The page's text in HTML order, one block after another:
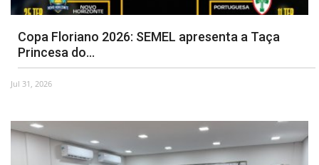
Copa Floriano 2026: SEMEL apresenta a Taça
Princesa do...
Jul 31, 2026